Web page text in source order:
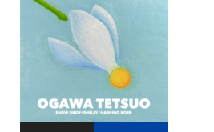
直営ショップ
会社情報